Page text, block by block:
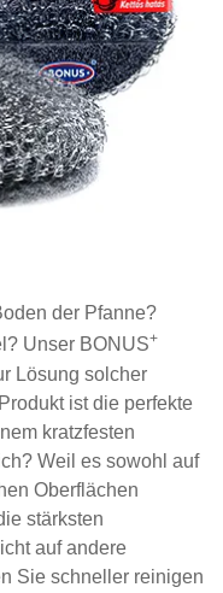
der Pfanne?
Unser BONUS+
Lösung solcher
ist die perfekte
kratzfesten
Weil es sowohl auf
Oberflächen
stärksten
auf andere
Sie schneller reinigen